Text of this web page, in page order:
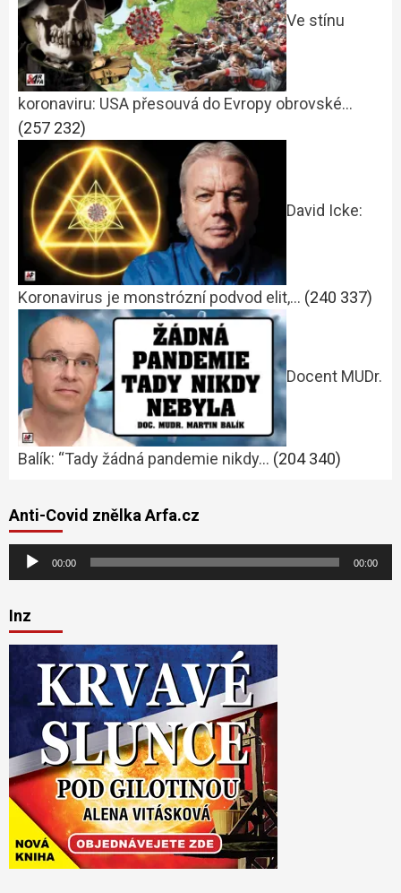
Ve stínu
koronaviru: USA přesouvá do Evropy obrovské…
(257 232)
David Icke:
Koronavirus je monstrózní podvod elit,… (240 337)
Docent MUDr.
Balík: “Tady žádná pandemie nikdy… (204 340)
Anti-Covid znělka Arfa.cz
Audio
přehrávač
00:00 00:00
Inz